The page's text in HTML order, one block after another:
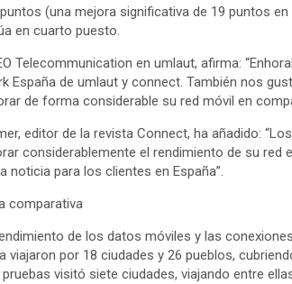
(una mejora significativa de 19 puntos
en cuarto puesto.
Telecommunication en umlaut, afirma:
España de umlaut y connect. También nos
de forma considerable su red móvil en
editor de la revista Connect, ha añadido:
considerablemente el rendimiento de su
noticia para los clientes en España”.
comparativa
de los datos móviles y las
viajaron por 18 ciudades y 26 pueblos,
visitó siete ciudades, viajando entre